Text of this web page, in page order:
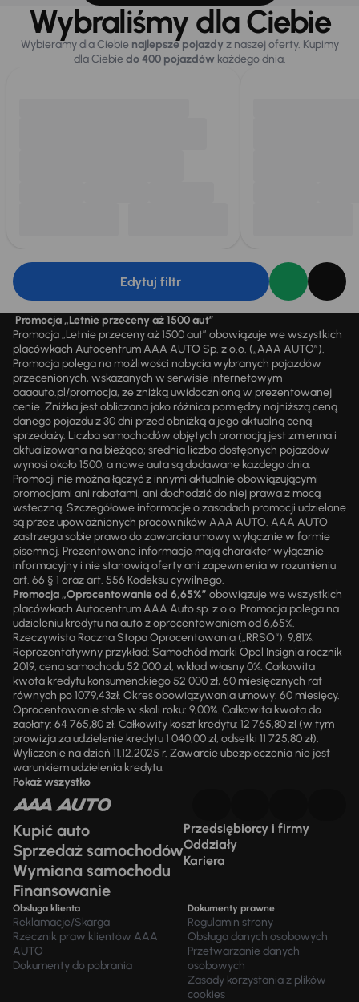
Wybraliśmy dla Ciebie
Wybieramy dla Ciebie najlepsze pojazdy z naszej oferty. Kupimy
dla Ciebiedo 400 pojazdówkażdego dnia.
Edytuj filtr
Promocja „Letnie przeceny aż 1500 aut”
Promocja „Letnie przeceny aż 1500 aut” obowiązuje we wszystkich
placówkach Autocentrum AAA AUTO Sp. z o.o. („AAA AUTO”).
Promocja polega na możliwości nabycia wybranych pojazdów
przecenionych, wskazanych w serwisie internetowym
aaaauto.pl/promocja, ze zniżką uwidocznioną w prezentowanej
cenie. Zniżka jest obliczana jako różnica pomiędzy najniższą ceną
danego pojazdu z 30 dni przed obniżką a jego aktualną ceną
sprzedaży. Liczba samochodów objętych promocją jest zmienna i
aktualizowana na bieżąco; średnia liczba dostępnych pojazdów
wynosi około 1500, a nowe auta są dodawane każdego dnia.
Promocji nie można łączyć z innymi aktualnie obowiązującymi
promocjami ani rabatami, ani dochodzić do niej prawa z mocą
wsteczną. Szczegółowe informacje o zasadach promocji udzielane
są przez upoważnionych pracowników AAA AUTO. AAA AUTO
zastrzega sobie prawo do zawarcia umowy wyłącznie w formie
pisemnej. Prezentowane informacje mają charakter wyłącznie
informacyjny i nie stanowią oferty ani zapewnienia w rozumieniu
art. 66 § 1 oraz art. 556 Kodeksu cywilnego.
Promocja „Oprocentowanie od 6,65%” obowiązuje we wszystkich
placówkach Autocentrum AAA Auto sp. z o.o. Promocja polega na
udzieleniu kredytu na auto z oprocentowaniem od 6,65%.
Rzeczywista Roczna Stopa Oprocentowania („RRSO“): 9,81%.
Reprezentatywny przykład: Samochód marki Opel Insignia rocznik
2019, cena samochodu 52 000 zł, wkład własny 0%. Całkowita
kwota kredytu konsumenckiego 52 000 zł, 60 miesięcznych rat
równych po 1079,43zł. Okres obowiązywania umowy: 60 miesięcy.
Oprocentowanie stałe w skali roku: 9,00%. Całkowita kwota do
zapłaty: 64 765,80 zł. Całkowity koszt kredytu: 12 765,80 zł (w tym
prowizja za udzielenie kredytu 1 040,00 zł, odsetki 11 725,80 zł).
Wyliczenie na dzień 11.12.2025 r. Zawarcie ubezpieczenia nie jest
warunkiem udzielenia kredytu.
Pokaż wszystko
Kupić auto
Sprzedaż samochodów
Wymiana samochodu
Finansowanie
Przedsiębiorcy i firmy
Oddziały
Kariera
Obsługa klienta
Reklamacje/Skarga
Rzecznik praw klientów AAA
AUTO
Dokumenty do pobrania
Dokumenty prawne
Regulamin strony
Obsługa danych osobowych
Przetwarzanie danych
osobowych
Zasady korzystania z plików
cookies